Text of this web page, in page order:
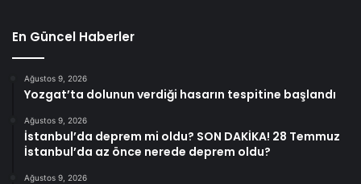
En Güncel Haberler
Ağustos 9, 2026
Yozgat’ta dolunun verdiği hasarın tespitine başlandı
Ağustos 9, 2026
İstanbul’da deprem mi oldu? SON DAKİKA! 28 Temmuz
İstanbul’da az önce nerede deprem oldu?
Ağustos 9, 2026